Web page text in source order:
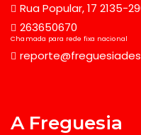
Rua Popular, 17 2135-
263650670
Chamada para rede fixa nacional
A Freguesia